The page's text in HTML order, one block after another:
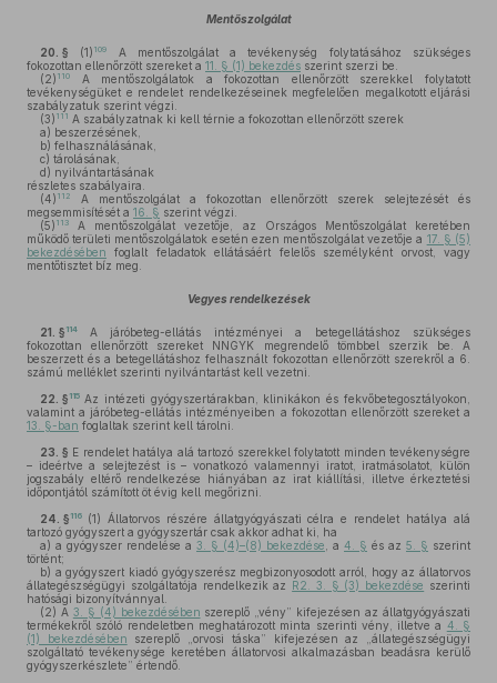
Mentőszolgálat
20. § (1) 109
A mentőszolgálat a tevékenység folytatásához szükséges
fokozottan ellenőrzött szereket a 11. § (1) bekezdés szerint szerzi be.
(2) 110
A mentőszolgálatok a fokozottan ellenőrzött szerekkel folytatott
tevékenységüket e rendelet rendelkezéseinek megfelelően megalkotott eljárási
szabályzatuk szerint végzi.
(3) 111 A szabályzatnak ki kell térnie a fokozottan ellenőrzött szerek
a) beszerzésének,
b) felhasználásának,
c) tárolásának,
d) nyilvántartásának
részletes szabályaira.
(4) 112
A mentőszolgálat a fokozottan ellenőrzött szerek selejtezését és
megsemmisítését a 16. § szerint végzi.
(5) 113
A mentőszolgálat vezetője, az Országos Mentőszolgálat keretében
működő területi mentőszolgálatok esetén ezen mentőszolgálat vezetője a 17. § (5)
bekezdésében foglalt feladatok ellátásáért felelős személyként orvost, vagy
mentőtisztet bíz meg.
Vegyes rendelkezések
21. § 114
A járóbeteg-ellátás intézményei a betegellátáshoz szükséges
fokozottan ellenőrzött szereket NNGYK megrendelő tömbbel szerzik be. A
beszerzett és a betegellátáshoz felhasznált fokozottan ellenőrzött szerekről a 6.
számú melléklet szerinti nyilvántartást kell vezetni.
22. § 115 Az intézeti gyógyszertárakban, klinikákon és fekvőbetegosztályokon,
valamint a járóbeteg-ellátás intézményeiben a fokozottan ellenőrzött szereket a
13. §-ban foglaltak szerint kell tárolni.
23. § E rendelet hatálya alá tartozó szerekkel folytatott minden tevékenységre
– ideértve a selejtezést is – vonatkozó valamennyi iratot, iratmásolatot, külön
jogszabály eltérő rendelkezése hiányában az irat kiállítási, illetve érkeztetési
időpontjától számított öt évig kell megőrizni.
24. § 116 (1) Állatorvos részére állatgyógyászati célra e rendelet hatálya alá
tartozó gyógyszert a gyógyszertár csak akkor adhat ki, ha
a) a gyógyszer rendelése a 3. § (4)–(8) bekezdése , a 4. § és az 5. § szerint
történt;
b) a gyógyszert kiadó gyógyszerész megbizonyosodott arról, hogy az állatorvos
állategészségügyi szolgáltatója rendelkezik az R2. 3. § (3) bekezdése szerinti
hatósági bizonyítvánnyal.
(2) A 3. § (4) bekezdésében szereplő „vény” kifejezésen az állatgyógyászati
termékekről szóló rendeletben meghatározott minta szerinti vény, illetve a 4. §
(1) bekezdésében szereplő „orvosi táska” kifejezésen az „állategészségügyi
szolgáltató tevékenysége keretében állatorvosi alkalmazásban beadásra kerülő
gyógyszerkészlete” értendő.